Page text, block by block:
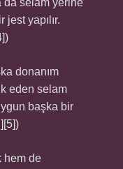
da selam yerine
yapılır.
donanım
eden selam
başka bir
hem de